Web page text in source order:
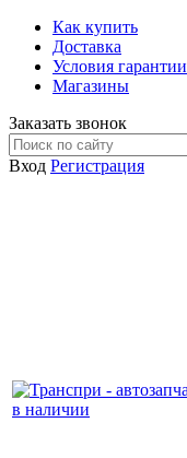
Как купить
Доставка
Условия гарантии
Магазины
Заказать звонок
Вход Регистрация